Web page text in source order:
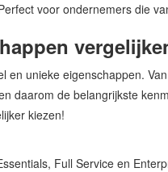
voor ondernemers die
en unieke eigenschappen.
daarom de belangrijkste
kiezen!
Full Service en